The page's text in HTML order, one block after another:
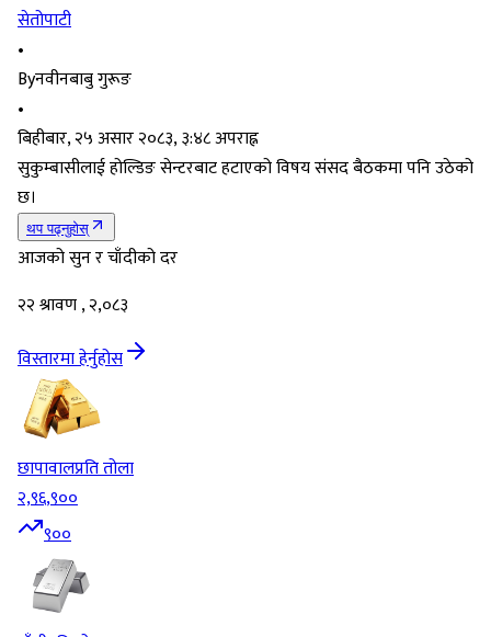
सेतोपाटी
•
Byनवीनबाबु गुरूङ
•
बिहीबार, २५ असार २०८३, ३:४८ अपराह्न
सुकुम्बासीलाई होल्डिङ सेन्टरबाट हटाएको विषय संसद बैठकमा पनि उठेको
छ।
थप पढ्नुहोस्
आजको सुन र चाँदीको दर
२२ श्रावण , २,०८३
विस्तारमा हेर्नुहोस
छापावालप्रति तोला
२,९६,९००
९००